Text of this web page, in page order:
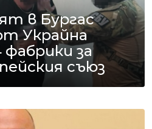
в Бургас
Украйна
фабрики за
съюз